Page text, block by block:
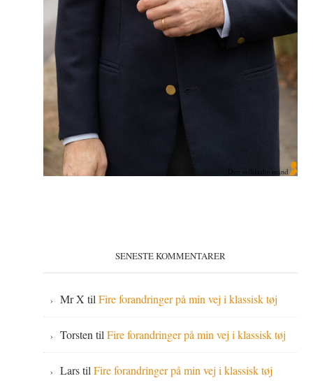
SENESTE KOMMENTARER
Mr X tilFire forandringer på min vej i klassisk tøj
Torsten tilFire forandringer på min vej i klassisk tøj
LarstilFire forandringer på min vej i klassisk tøj